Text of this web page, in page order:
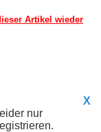
Artikel wieder
X
nur